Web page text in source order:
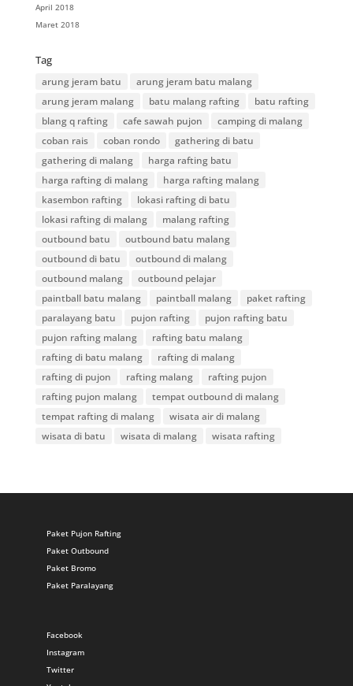
April 2018
Maret 2018
Tag
arung jeram batu
arung jeram batu malang
arung jeram malang
batu malang rafting
batu rafting
blang q rafting
cafe sawah pujon
camping di malang
coban rais
coban rondo
gathering di batu
gathering di malang
harga rafting batu
harga rafting di malang
harga rafting malang
kasembon rafting
lokasi rafting di batu
lokasi rafting di malang
malang rafting
outbound batu
outbound batu malang
outbound di batu
outbound di malang
outbound malang
outbound pelajar
paintball batu malang
paintball malang
paket rafting
paralayang batu
pujon rafting
pujon rafting batu
pujon rafting malang
rafting batu malang
rafting di batu malang
rafting di malang
rafting di pujon
rafting malang
rafting pujon
rafting pujon malang
tempat outbound di malang
tempat rafting di malang
wisata air di malang
wisata di batu
wisata di malang wisata rafting
Paket Pujon Rafting
Paket Outbound
Paket Bromo
Paket Paralayang
Facebook
Instagram
Twitter